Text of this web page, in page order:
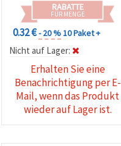
RABATTE
FÜR MENGE
0.32 €- 20 %10 Paket +
Nicht auf Lager:
Erhalten Sie eine
Benachrichtigung per E-
Mail, wenn das Produkt
wieder auf Lager ist.